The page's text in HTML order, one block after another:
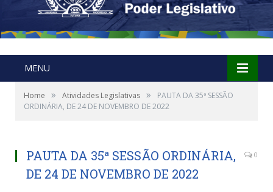
MENU
Home » Atividades Legislativas »
PAUTA DA 35ª SESSÃO
ORDINÁRIA, DE 24 DE NOVEMBRO DE 2022
PAUTA DA 35ª SESSÃO ORDINÁRIA,
DE 24 DE NOVEMBRO DE 2022
0